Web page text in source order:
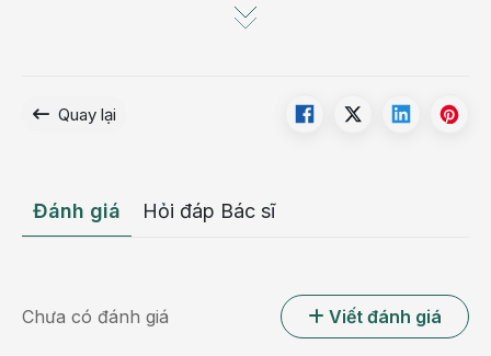
Tỷ lệ trẻ mắc bệnh tự kỷ ngày càng tăng cao những
Quay lại
Đánh giá Hỏi đáp Bác sĩ
Chưa có đánh giá Viết đánh giá